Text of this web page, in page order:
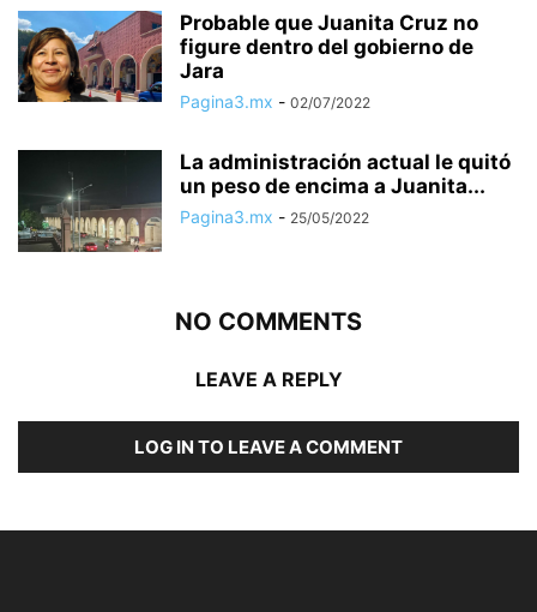
Probable que Juanita Cruz no
figure dentro del gobierno de
Jara
Pagina3.mx - 02/07/2022
La administración actual le quitó
un peso de encima a Juanita...
Pagina3.mx - 25/05/2022
NO COMMENTS
LEAVE A REPLY
LOG IN TO LEAVE A COMMENT